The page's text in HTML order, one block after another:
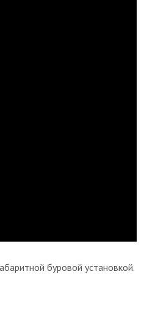
буровой установкой.